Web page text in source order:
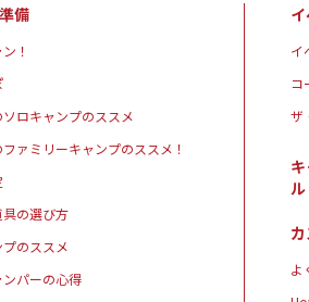
備
！
ロキャンプのススメ
ァミリーキャンプのススメ！
の選び方
のススメ
パーの心得
イ
コ
ザ
ル
よ